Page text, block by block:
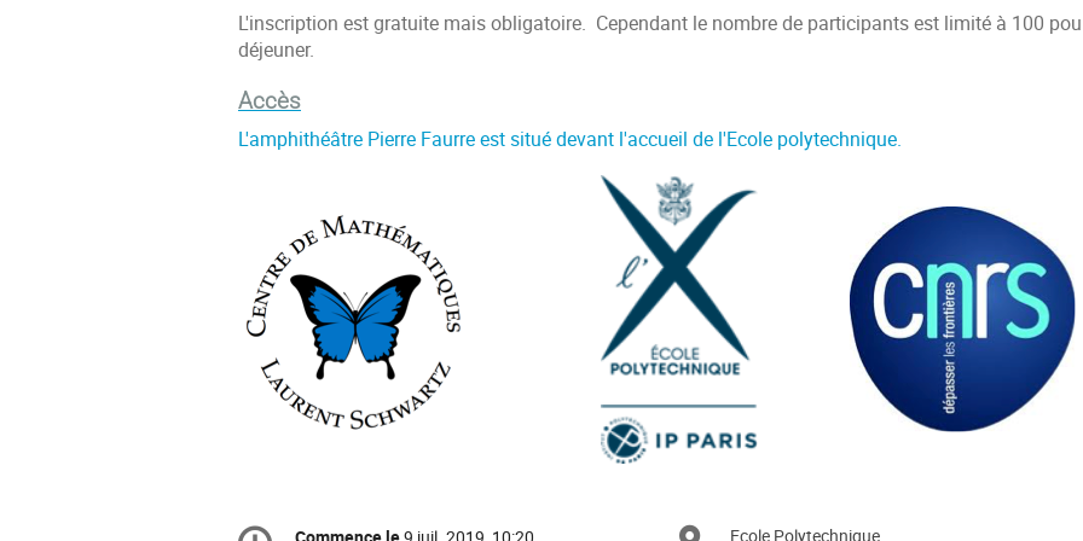
L'inscription est gratuite mais obligatoire. Cependant le nombre de participants est limité à 100
déjeuner.
Accès
L'amphithéâtre Pierre Faurre est situé devant l'accueil de l'Ecole polytechnique.
Information Ecole Polytechnique